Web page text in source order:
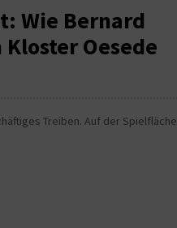
Wie Bernard
Oesede
Treiben. Auf der Spielfläche